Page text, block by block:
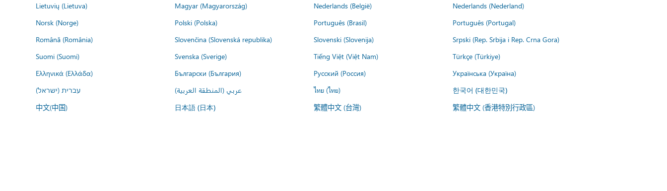
Lietuvių (Lietuva)
Magyar (Magyarország) Nederlands (België)
Nederlands (Nederland)
Norsk (Norge)
Polski (Polska) Português (Brasil)
Português (Portugal)
Română (România)
Slovenčina (Slovenská republika) Slovenski (Slovenija)
Srpski (Rep. Srbija i Rep. Crna Gora)
Suomi (Suomi)
Svenska (Sverige) Tiếng Việt (Việt Nam)
Türkçe (Türkiye)
Ελληνικά (Ελλάδα)
Български (България) Русский (Россия)
Українська (Україна)
עברית (ישראל)
عربي (المنطقة العربية) ไทย (ไทย) 한국어 (대한민국)
中文(中国) 日本語 (日本) 繁體中文 (台灣) 繁體中文 (香港特別行政區)